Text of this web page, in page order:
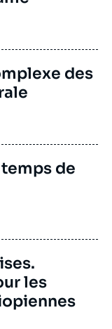
des
de
les